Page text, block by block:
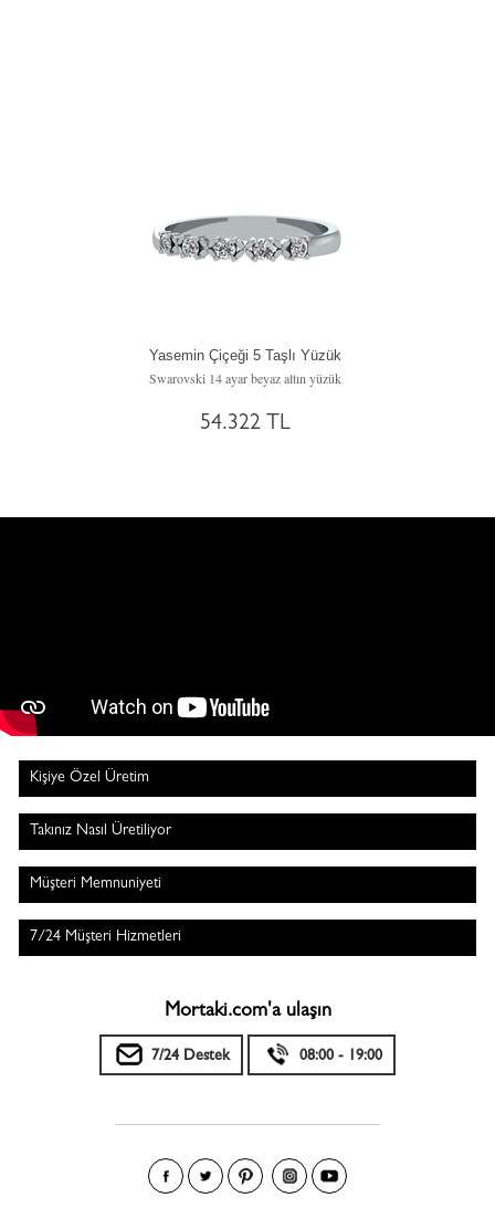
Yasemin Çiçeği 5 Taşlı Yüzük
Swarovski 14 ayar beyaz altın yüzük
54.322 TL
Kişiye Özel Üretim
Takınız Nasıl Üretiliyor
Müşteri Memnuniyeti
7/24 Müşteri Hizmetleri
Mortaki.com'a ulaşın
7/24 Destek 08:00 - 19:00